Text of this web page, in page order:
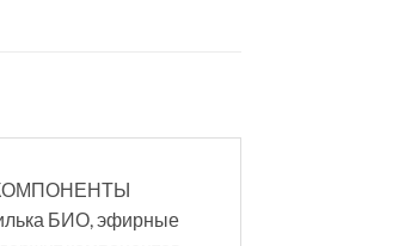
КОМПОНЕНТЫ
БИО, эфирные